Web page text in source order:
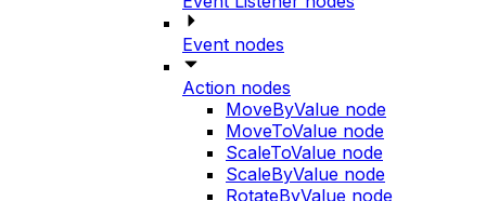
Event nodes
Action nodes
MoveByValue node
MoveToValue node
ScaleToValue node
ScaleByValue node
RotateByValue node